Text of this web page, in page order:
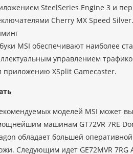
SteelSeries Engine 3 и
Cherry MX Speed Silver.
MSI обеспечивают наиболее
управлением
приложению XSplit Gamecaster.
моделей MSI может
машинам GT72VR 7RE
обладает большей
Следующим идет GE72MVR